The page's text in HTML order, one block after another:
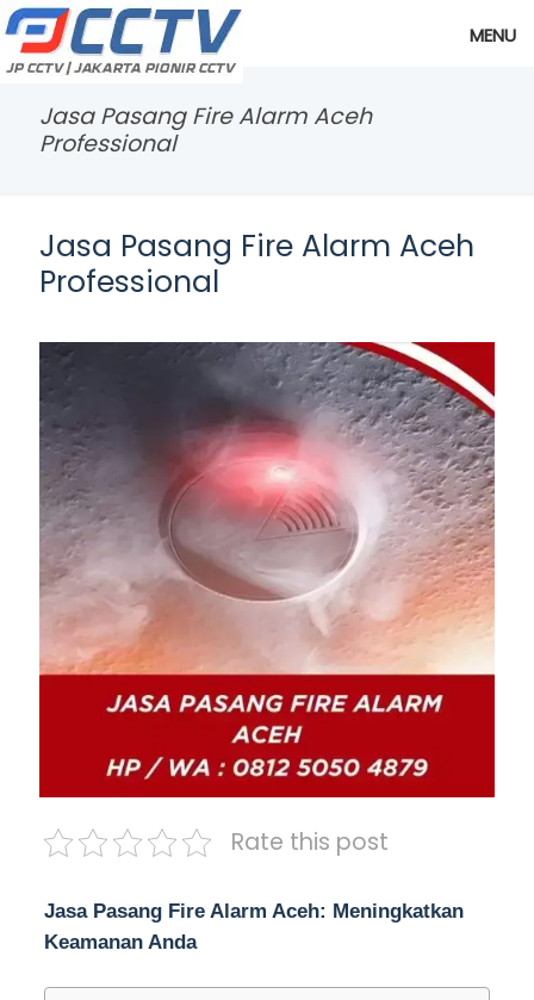
MENU
Jasa Pasang Fire Alarm Aceh
Professional
Jasa Pasang Fire Alarm Aceh
Professional
Rate this post
Jasa Pasang Fire Alarm Aceh: Meningkatkan
Keamanan Anda